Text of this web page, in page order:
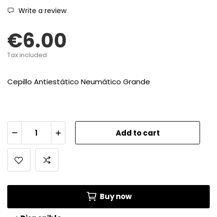
Write a review
€6.00
Tax included
Cepillo Antiestático Neumático Grande
Add to cart
Buy now